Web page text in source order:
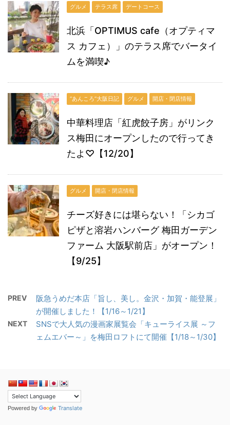
グルメ テラス席 デートコース
北浜「OPTIMUS cafe（オプティマ
ス カフェ）」のテラス席でバータイ
ムを満喫♪
“あんころ”大阪日記 グルメ 開店・閉店情報
中華料理店「紅虎餃子房」がリンク
ス梅田にオープンしたので行ってき
たよ♡【12/20】
グルメ 開店・閉店情報
チーズ好きには堪らない！「シカゴ
ピザと溶岩ハンバーグ 梅田ガーデン
ファーム 大阪駅前店」がオープン！
【9/25】
PREV
阪急うめだ本店「旨し、美し。金沢・加賀・能登展」
が開催しました！【1/16～1/21】
NEXT
SNSで大人気の漫画家展覧会「キューライス展 ～フ
ェムエバー～」を梅田ロフトにて開催【1/18～1/30】
Powered by Translate